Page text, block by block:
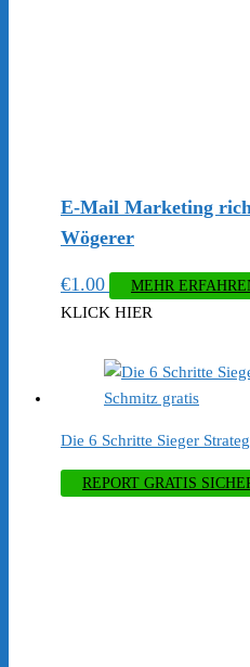
E-Mail Marketing
Wögerer
€1.00 MEHR
KLICK HIER
Die 6 Schritte Sieger
REPORT GRATIS